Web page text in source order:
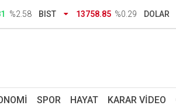
%2.58 BIST 13758.85 %0.29 DOLAR
SPOR HAYAT KARAR VIDEO
mutluluk dolu buluşma
komisyonda: Görüşme öncesi kapıda